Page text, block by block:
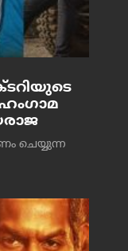
ഹംഗാമ
ചെയ്യുന്ന